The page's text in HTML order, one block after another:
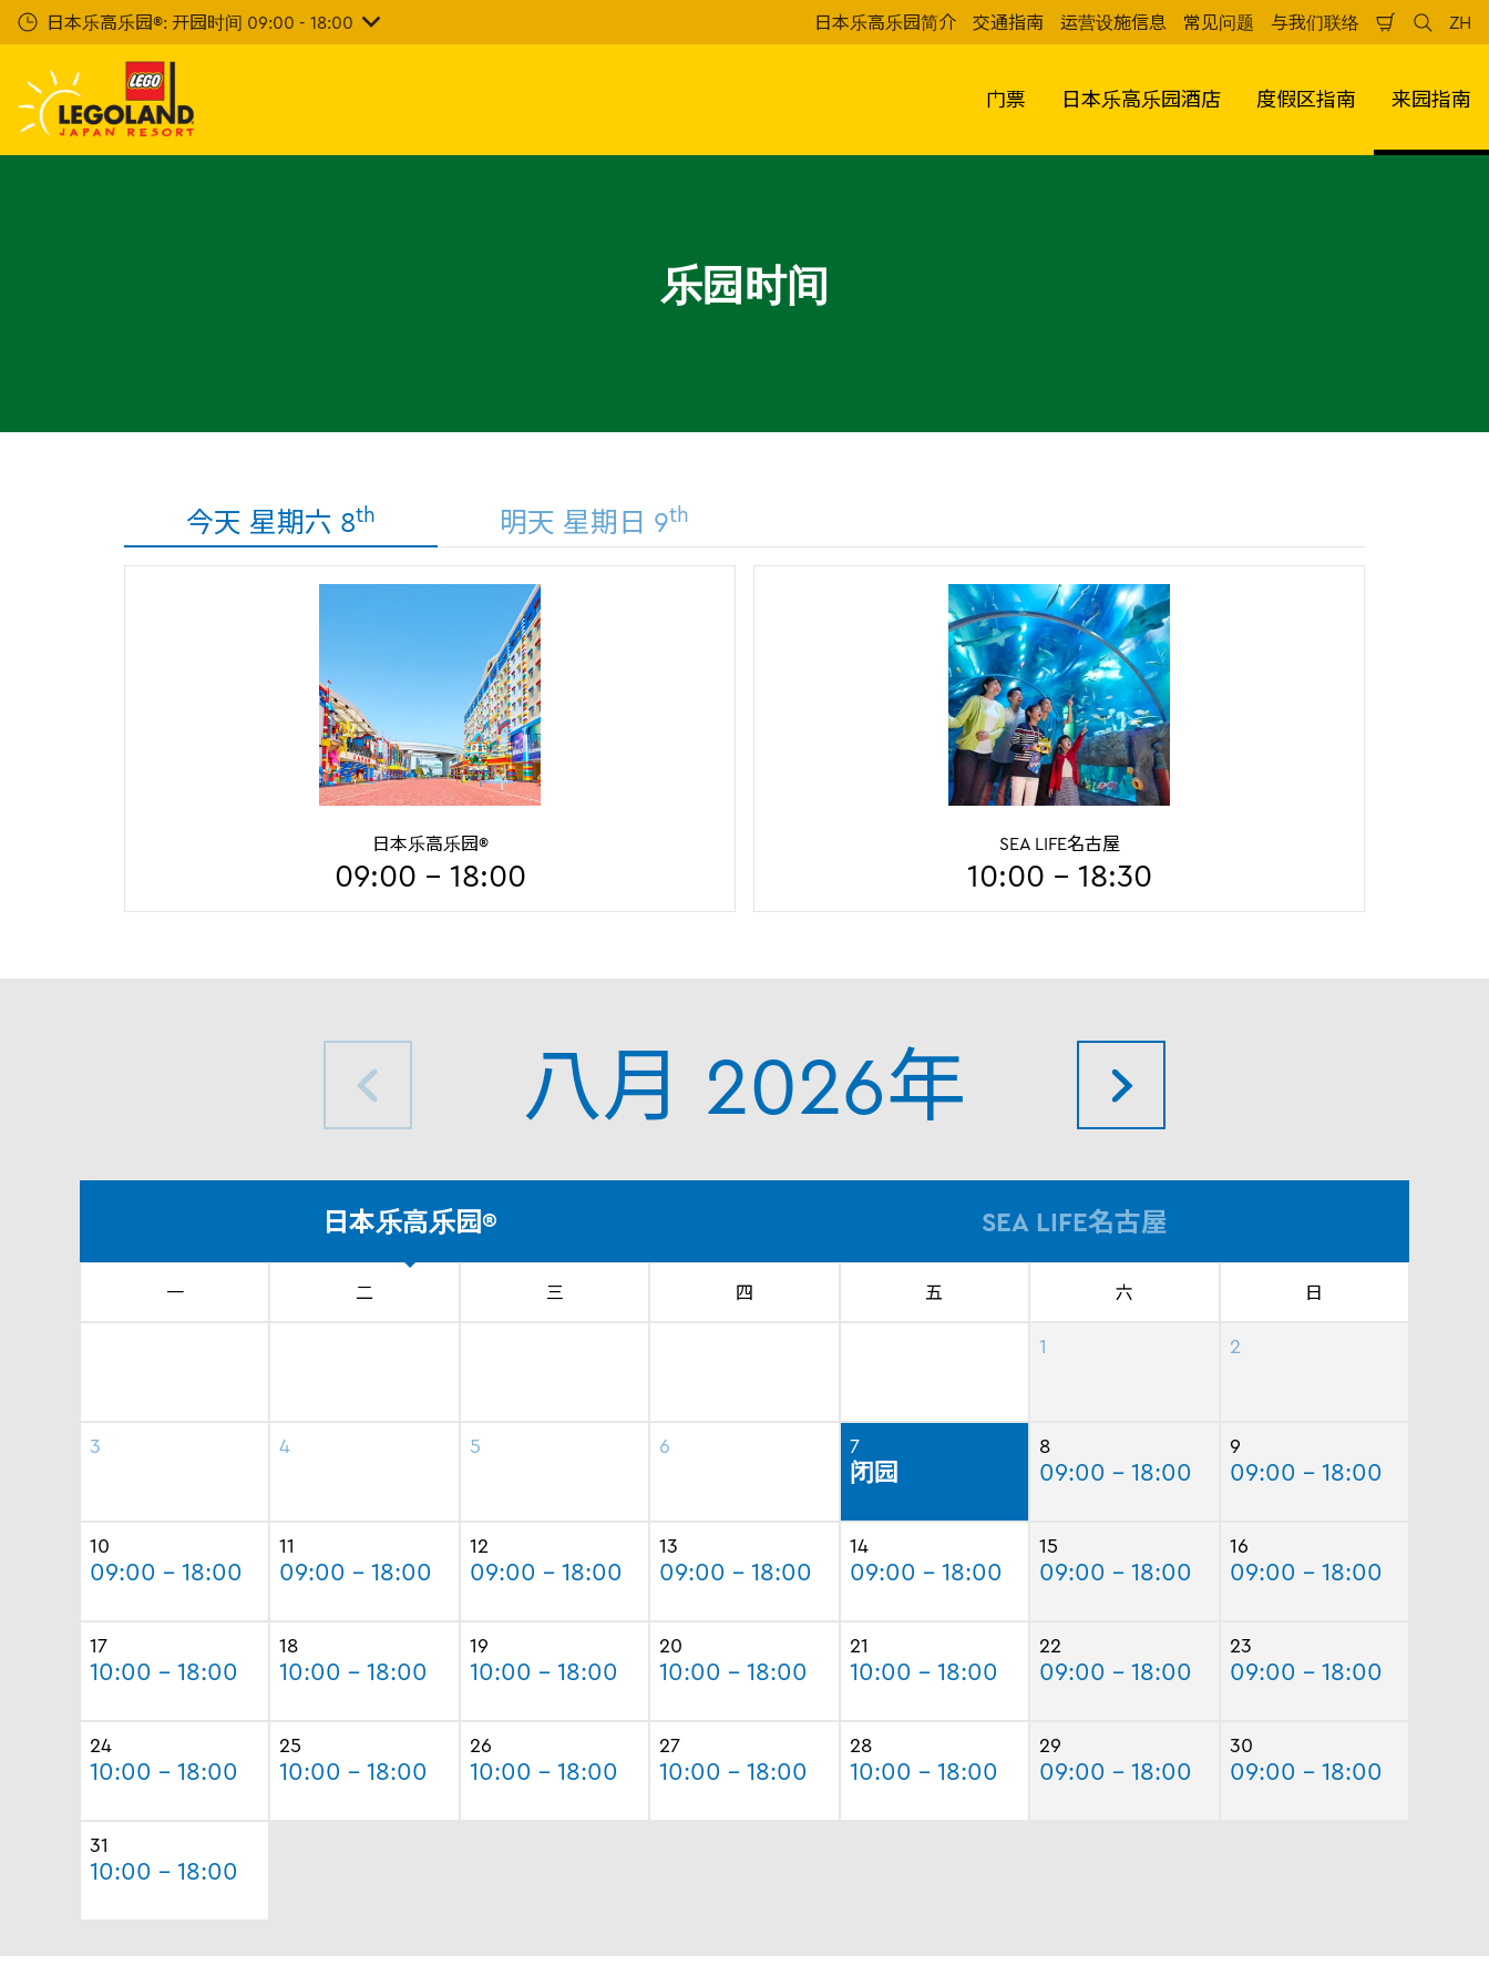
一
日本乐高乐园®: 开园时间 09:00 - 18:00 日本乐高乐园简介 交通指南 运营设施信息 常见问题 与我们联络
物
检
索
ZH
中
文
门票 日本乐高乐园酒店 度假区指南 来园指南
乐园时间
今天 星期六 8th 明天 星期日 9th
日本乐高乐园®
09:00 - 18:00
SEA LIFE名古屋
10:00 - 18:30
日本乐高乐园®
09:00 - 18:00 10:00 - 18:30
日本乐高乐园® SEA LIFE名古屋
八月 2026年
一 二 三 四 五 六 日
1 2
3 4 5 6 7
闭园
8
09:00 - 18:00
9
09:00 - 18:00
10
09:00 - 18:00
11
09:00 - 18:00
12
09:00 - 18:00
13
09:00 - 18:00
14
09:00 - 18:00
15
09:00 - 18:00
16
09:00 - 18:00
17
10:00 - 18:00
18
10:00 - 18:00
19
10:00 - 18:00
20
10:00 - 18:00
21
10:00 - 18:00
22
09:00 - 18:00
23
09:00 - 18:00
24
10:00 - 18:00
25
10:00 - 18:00
26
10:00 - 18:00
27
10:00 - 18:00
28
10:00 - 18:00
29
09:00 - 18:00
30
09:00 - 18:00
31
10:00 - 18:00